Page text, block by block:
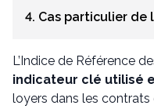
4. Cas particulier de
L’Indice de Référence
indicateur clé utilisé
loyers dans les